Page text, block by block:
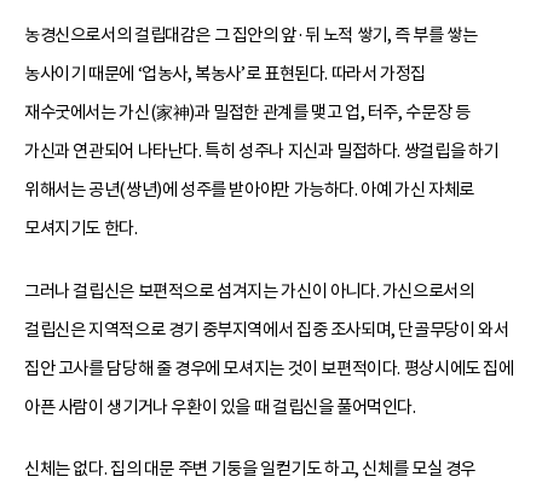
농경신으로서의 걸립대감은 그 집안의 앞·뒤 노적 쌓기, 즉 부를 쌓는
농사이기 때문에 ‘업농사, 복농사’로 표현된다. 따라서 가정집
재수굿에서는 가신(家神)과 밀접한 관계를 맺고 업, 터주, 수문장 등
가신과 연관되어 나타난다. 특히 성주나 지신과 밀접하다. 쌍걸립을 하기
위해서는 공년(쌍년)에 성주를 받아야만 가능하다. 아예 가신 자체로
모셔지기도 한다.
그러나 걸립신은 보편적으로 섬겨지는 가신이 아니다. 가신으로서의
걸립신은 지역적으로 경기 중부지역에서 집중 조사되며, 단골무당이 와서
집안 고사를 담당해 줄 경우에 모셔지는 것이 보편적이다. 평상시에도 집에
아픈 사람이 생기거나 우환이 있을 때 걸립신을 풀어먹인다.
신체는 없다. 집의 대문 주변 기둥을 일컫기도 하고, 신체를 모실 경우